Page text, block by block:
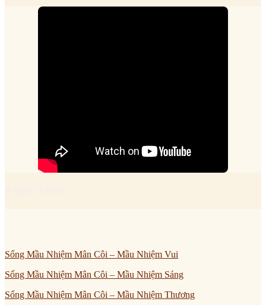
Sống Mầu Nhiệm Mân Côi – Mầu Nhiệm Vui
Sống Mầu Nhiệm Mân Côi – Mầu Nhiệm Sáng
Sống Mầu Nhiệm Mân Côi – Mầu Nhiệm Thương